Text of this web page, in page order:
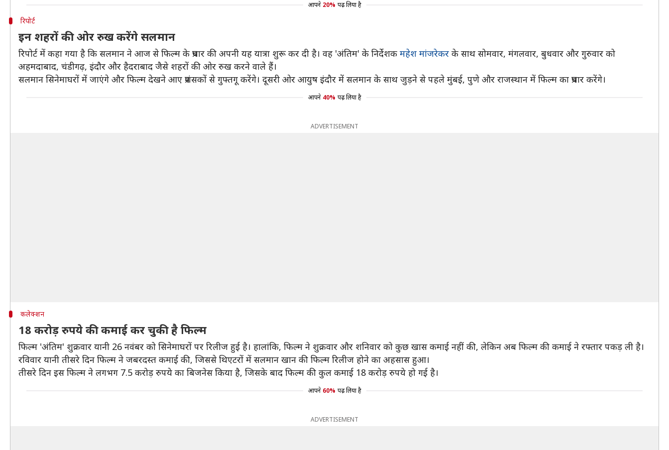
आपने 20% पढ़ लिया है
रिपोर्ट
इन शहरों की ओर रुख करेंगे सलमान
रिपोर्ट में कहा गया है कि सलमान ने आज से फिल्म के प्रचार की अपनी यह यात्रा शुरू कर दी है। वह 'अंतिम' के निर्देशक महेश मांजरेकर के साथ सोमवार, मंगलवार, बुधवार और गुरुवार को
अहमदाबाद, चंडीगढ़, इंदौर और हैदराबाद जैसे शहरों की ओर रुख करने वाले हैं।
सलमान सिनेमाघरों में जाएंगे और फिल्म देखने आए प्रशंसकों से गुफ्तगू करेंगे। दूसरी ओर आयुष इंदौर में सलमान के साथ जुड़ने से पहले मुंबई, पुणे और राजस्थान में फिल्म का प्रचार करेंगे।
आपने 40% पढ़ लिया है
ADVERTISEMENT
कलेक्शन
18 करोड़ रुपये की कमाई कर चुकी है फिल्म
फिल्म 'अंतिम' शुक्रवार यानी 26 नवंबर को सिनेमाघरों पर रिलीज हुई है। हालांकि, फिल्म ने शुक्रवार और शनिवार को कुछ खास कमाई नहीं की, लेकिन अब फिल्म की कमाई ने रफ्तार पकड़ ली है।
रविवार यानी तीसरे दिन फिल्म ने जबरदस्त कमाई की, जिससे थिएटरों में सलमान खान की फिल्म रिलीज होने का अहसास हुआ।
तीसरे दिन इस फिल्म ने लगभग 7.5 करोड़ रुपये का बिजनेस किया है, जिसके बाद फिल्म की कुल कमाई 18 करोड़ रुपये हो गई है।
आपने 60% पढ़ लिया है
ADVERTISEMENT